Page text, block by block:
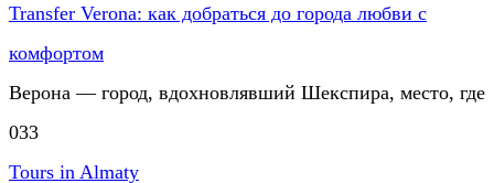
Transfer Verona: как добраться до города любви с
комфортом
Верона — город, вдохновлявший Шекспира, место, где
033
Tours in Almaty